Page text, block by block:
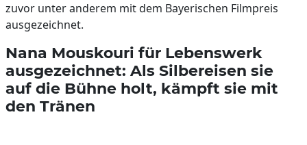
zuvor unter anderem mit dem Bayerischen Filmpreis
ausgezeichnet.
Nana Mouskouri für Lebenswerk
ausgezeichnet: Als Silbereisen sie
auf die Bühne holt, kämpft sie mit
den Tränen